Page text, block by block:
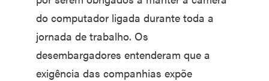
do computador ligada durante toda a
jornada de trabalho. Os
desembargadores entenderam que a
exigência das companhias expõe